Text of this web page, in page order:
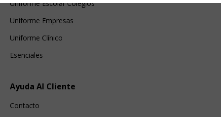
Uniforme Escolar Colegios
Uniforme Empresas
Uniforme Clínico
Esenciales
Ayuda Al Cliente
Contacto